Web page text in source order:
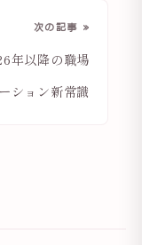
次の記事 »
年以降の職場
ション新常識